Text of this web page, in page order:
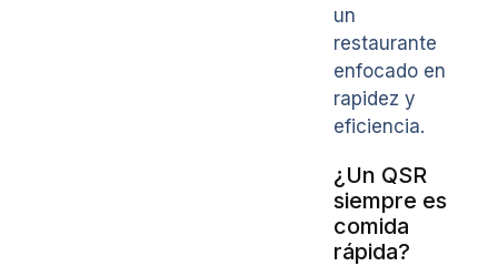
un
restaurante
enfocado en
rapidez y
eficiencia.
¿Un QSR
siempre es
comida
rápida?